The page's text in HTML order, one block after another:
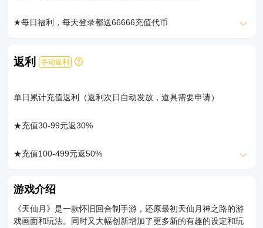
★每日福利，每天登录都送66666充值代币
就送
★福利爆炸，充值代币可以购买各种特权、激活多种充值福利，
奖励拿到手软
返利 手动返利
单日累计充值返利（返利次日自动发放，道具需要申请）
★充值30-99元返30%
★充值100-499元返50%
★充值500-999元返75%
★充值1000-2999元返100%
游戏介绍
《天仙月》是一款怀旧回合制手游，还原最初天仙月神之路的游
戏画面和玩法。同时又大幅创新增加了更多新的有趣的设定和玩